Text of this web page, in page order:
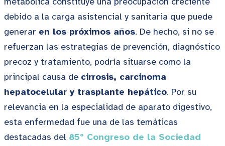
debido a la carga asistencial y sanitaria que puede
generar en los próximos años. De hecho, si no se
refuerzan las estrategias de prevención, diagnóstico
precoz y tratamiento, podría situarse como la
principal causa de cirrosis, carcinoma
hepatocelular y trasplante hepático. Por su
relevancia en la especialidad de aparato digestivo,
esta enfermedad fue una de las temáticas
destacadas del 85º Congreso de la Sociedad